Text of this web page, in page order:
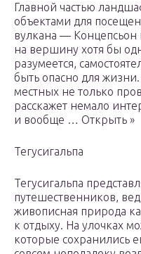
Главной частью
объектами для
вулкана — Концепсьон
на вершину хотя бы
разумеется,
быть опасно для
местных не только
расскажет немало
и вообще … Открыть »
Тегусигальпа
Тегусигальпа
путешественников,
живописная природа
к отдыху. На улочках
которые сохранились